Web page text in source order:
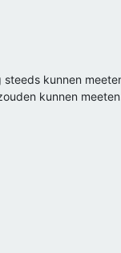
kunnen
kunnen